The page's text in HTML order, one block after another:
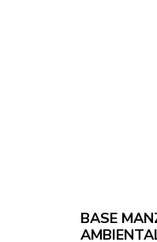
BASE